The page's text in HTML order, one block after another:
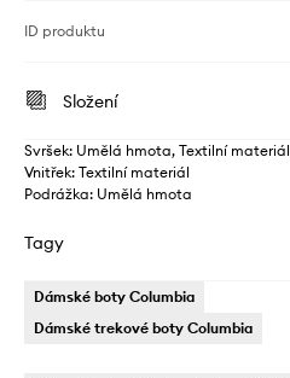
ID produktu
Složení
Svršek: Umělá hmota, Textilní materiál
Vnitřek: Textilní materiál
Podrážka: Umělá hmota
Tagy
Dámské boty Columbia
Dámské trekové boty Columbia